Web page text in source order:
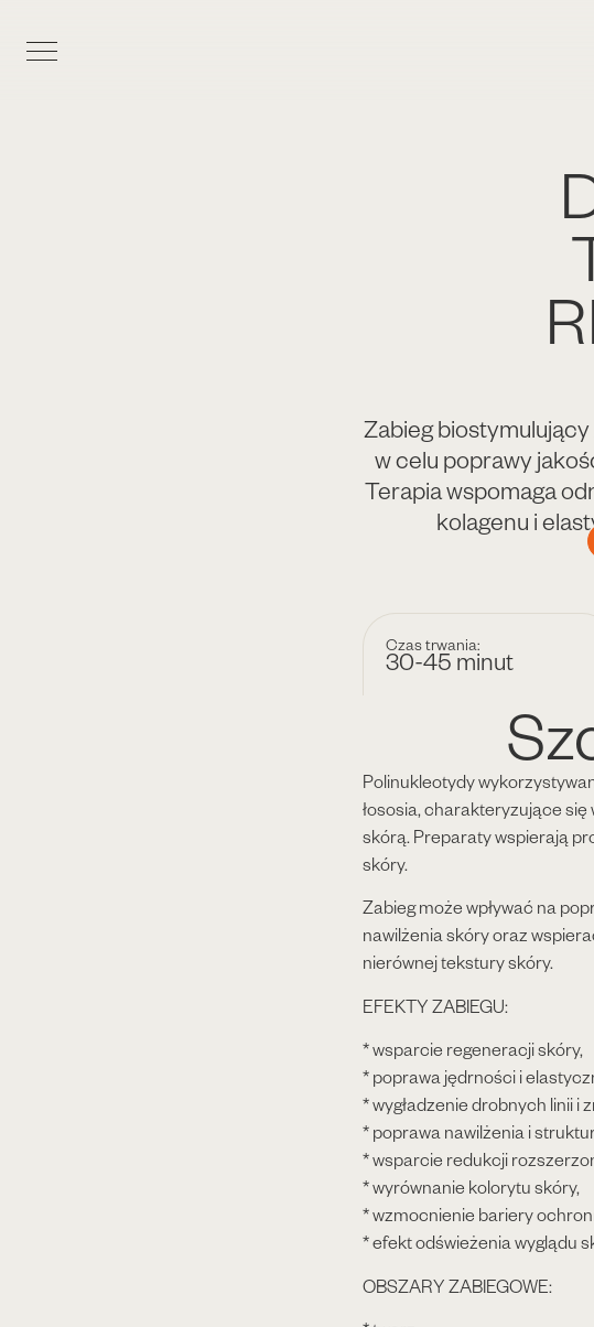
Zabieg
w celu poprawy
Terapia wspomaga
kolagenu i
Czas trwania:
30-45 minut
Polinukleotydy
łososia, charakteryzujące
skórą. Preparaty wspierają
skóry.
Zabieg może wpływać na
nawilżenia skóry oraz
nierównej tekstury skóry.
EFEKTY ZABIEGU:
* wsparcie regeneracji skóry,
* poprawa jędrności i
* wygładzenie drobnych linii i
* poprawa nawilżenia i
* wsparcie redukcji
* wyrównanie kolorytu skóry,
* wzmocnienie bariery
* efekt odświeżenia wyglądu
OBSZARY ZABIEGOWE: